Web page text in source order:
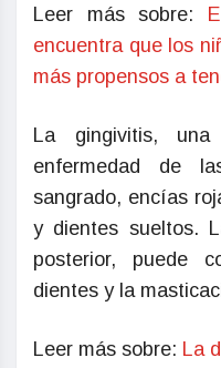
Leer más sobre:
encuentra que los
más propensos a
La gingivitis,
enfermedad de
sangrado, encías
y dientes sueltos.
posterior, puede
dientes y la
Leer más sobre: La